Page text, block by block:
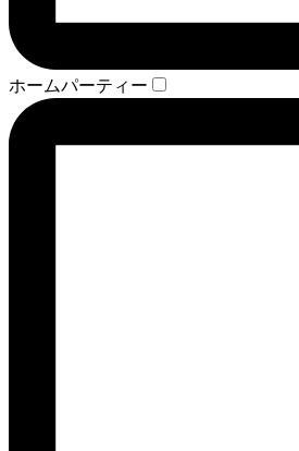
ホームパーティー